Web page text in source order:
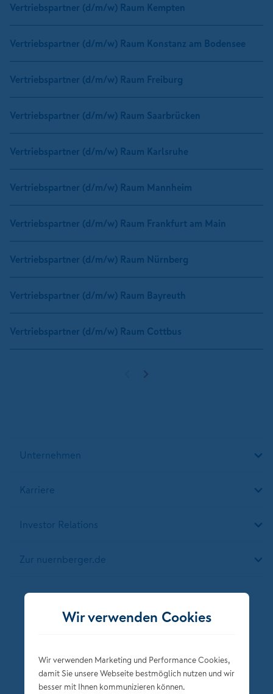
Vertriebspartner (d/m/w) Raum Kempten
Vertriebspartner (d/m/w) Raum Konstanz am Bodensee
Vertriebspartner (d/m/w) Raum Freiburg
Vertriebspartner (d/m/w) Raum Saarbrücken
Vertriebspartner (d/m/w) Raum Karlsruhe
Vertriebspartner (d/m/w) Raum Mannheim
Vertriebspartner (d/m/w) Raum Frankfurt am Main
Vertriebspartner (d/m/w) Raum Nürnberg
Vertriebspartner (d/m/w) Raum Bayreuth
Vertriebspartner (d/m/w) Raum Cottbus
Vorherige Seite
Unternehmen
Karriere
Investor Relations
Zur nuernberger.de
Wir verwenden Cookies
Wir verwenden Marketing und Performance Cookies,
damit Sie unsere Webseite bestmöglich nutzen und wir
besser mit Ihnen kommunizieren können.